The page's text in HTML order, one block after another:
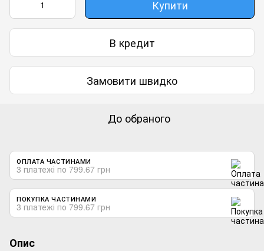
Купити
В кредит
Замовити швидко
До обраного
ОПЛАТА ЧАСТИНАМИ
3 платежі по 799.67 грн
ПОКУПКА ЧАСТИНАМИ
3 платежі по 799.67 грн
Опис